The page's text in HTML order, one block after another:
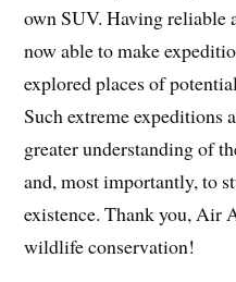
own SUV. Having reliable
now able to make
explored places of
Such extreme expeditions
greater understanding of
and, most importantly, to
existence. Thank you, Air
wildlife conservation!